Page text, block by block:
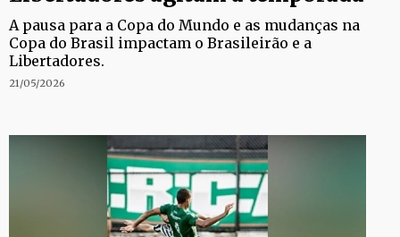
A pausa para a Copa do Mundo e as mudanças na
Copa do Brasil impactam o Brasileirão e a
Libertadores.
21/05/2026